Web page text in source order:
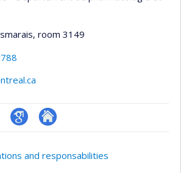
, room 3149
GoogleAutre
web
and responsabilities